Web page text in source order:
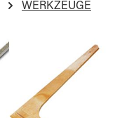
WERKZEUGE